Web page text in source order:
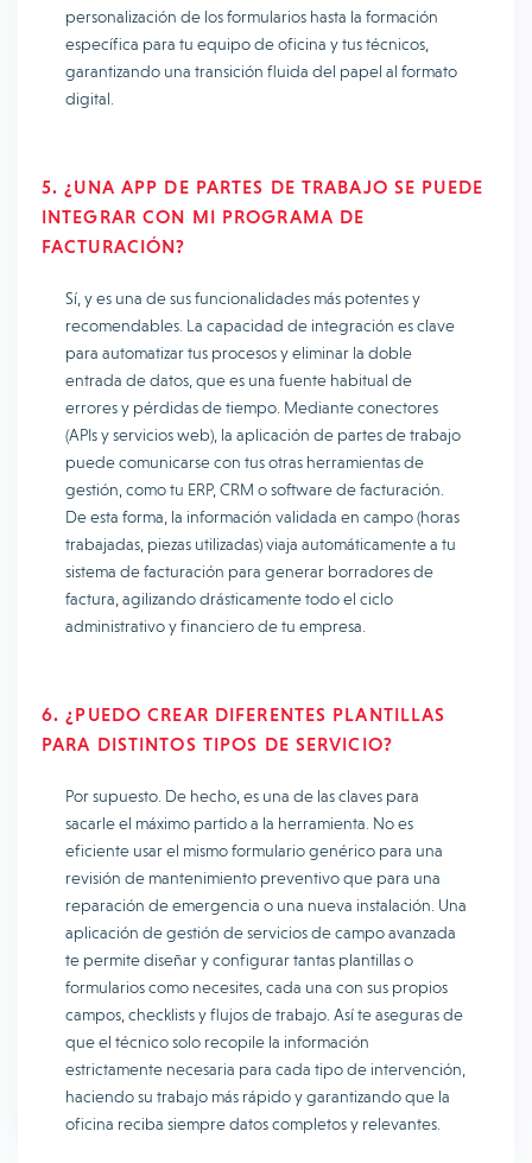
personalización de los formularios hasta la formación
específica para tu equipo de oficina y tus técnicos,
garantizando una transición fluida del papel al formato
digital.
5. ¿UNA APP DE PARTES DE TRABAJO SE PUEDE
INTEGRAR CON MI PROGRAMA DE
FACTURACIÓN?
Sí, y es una de sus funcionalidades más potentes y
recomendables. La capacidad de integración es clave
para automatizar tus procesos y eliminar la doble
entrada de datos, que es una fuente habitual de
errores y pérdidas de tiempo. Mediante conectores
(APIs y servicios web), la aplicación de partes de trabajo
puede comunicarse con tus otras herramientas de
gestión, como tu ERP, CRM o software de facturación.
De esta forma, la información validada en campo (horas
trabajadas, piezas utilizadas) viaja automáticamente a tu
sistema de facturación para generar borradores de
factura, agilizando drásticamente todo el ciclo
administrativo y financiero de tu empresa.
6. ¿PUEDO CREAR DIFERENTES PLANTILLAS
PARA DISTINTOS TIPOS DE SERVICIO?
Por supuesto. De hecho, es una de las claves para
sacarle el máximo partido a la herramienta. No es
eficiente usar el mismo formulario genérico para una
revisión de mantenimiento preventivo que para una
reparación de emergencia o una nueva instalación. Una
aplicación de gestión de servicios de campo avanzada
te permite diseñar y configurar tantas plantillas o
formularios como necesites, cada una con sus propios
campos, checklists y flujos de trabajo. Así te aseguras de
que el técnico solo recopile la información
estrictamente necesaria para cada tipo de intervención,
haciendo su trabajo más rápido y garantizando que la
oficina reciba siempre datos completos y relevantes.